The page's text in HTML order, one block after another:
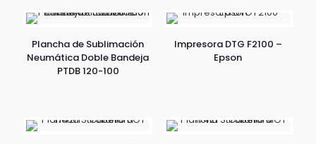
Plancha de Sublimación
Neumática Doble Bandeja
PTDB 120-100
Impresora DTG F2100 –
Epson